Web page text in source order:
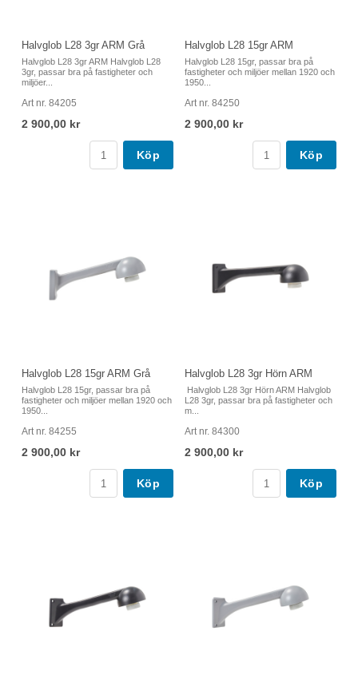
Halvglob L28 3gr ARM Grå
Halvglob L28 3gr ARM Halvglob L28
3gr, passar bra på fastigheter och
miljöer...
Art nr. 84205
2 900,00 kr
Köp
Halvglob L28 15gr ARM
Halvglob L28 15gr, passar bra på
fastigheter och miljöer mellan 1920 och
1950...
Art nr. 84250
2 900,00 kr
Köp
Halvglob L28 15gr ARM Grå
Halvglob L28 15gr, passar bra på
fastigheter och miljöer mellan 1920 och
1950...
Art nr. 84255
2 900,00 kr
Köp
Halvglob L28 3gr Hörn ARM
Halvglob L28 3gr Hörn ARM Halvglob
L28 3gr, passar bra på fastigheter och
m...
Art nr. 84300
2 900,00 kr
Köp